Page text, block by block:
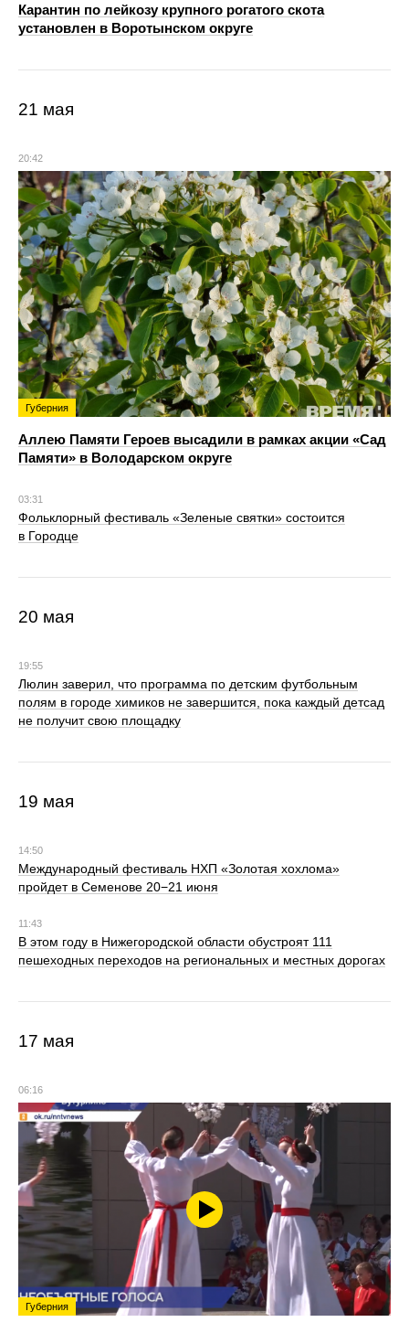
Карантин по лейкозу крупного рогатого скота
установлен в Воротынском округе
21 мая
20:42
Губерния
Аллею Памяти Героев высадили в рамках акции «Сад
Памяти» в Володарском округе
03:31
Фольклорный фестиваль «Зеленые святки» состоится
в Городце
20 мая
19:55
Люлин заверил, что программа по детским футбольным
полям в городе химиков не завершится, пока каждый детсад
не получит свою площадку
19 мая
14:50
Международный фестиваль НХП «Золотая хохлома»
пройдет в Семенове 20−21 июня
11:43
В этом году в Нижегородской области обустроят 111
пешеходных переходов на региональных и местных дорогах
17 мая
06:16
Губерния